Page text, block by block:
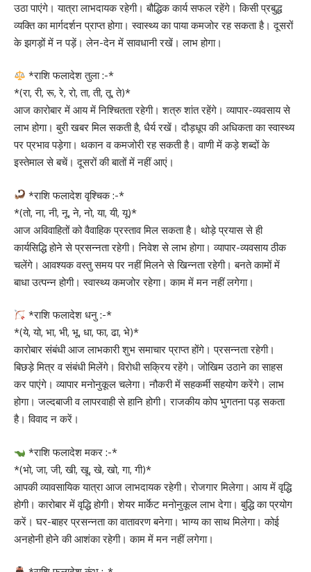
उठा पाएंगे। यात्रा लाभदायक रहेगी। बौद्धिक कार्य सफल रहेंगे। किसी प्रबुद्ध
व्यक्ति का मार्गदर्शन प्राप्त होगा। स्वास्थ्य का पाया कमजोर रह सकता है। दूसरों
के झगड़ों में न पड़ें। लेन-देन में सावधानी रखें। लाभ होगा।
*राशि फलादेश तुला :-*
*(रा, री, रू, रे, रो, ता, ती, तू, ते)*
आज कारोबार में आय में निश्चितता रहेगी। शत्रु शांत रहेंगे। व्यापार-व्यवसाय से
लाभ होगा। बुरी खबर मिल सकती है, धैर्य रखें। दौड़धूप की अधिकता का स्वास्थ्य
पर प्रभाव पड़ेगा। थकान व कमजोरी रह सकती है। वाणी में कड़े शब्दों के
इस्तेमाल से बचें। दूसरों की बातों में नहीं आएं।
*राशि फलादेश वृश्चिक :-*
*(तो, ना, नी, नू, ने, नो, या, यी, यू)*
आज अविवाहितों को वैवाहिक प्रस्ताव मिल सकता है। थोड़े प्रयास से ही
कार्यसिद्धि होने से प्रसन्नता रहेगी। निवेश से लाभ होगा। व्यापार-व्यवसाय ठीक
चलेंगे। आवश्यक वस्तु समय पर नहीं मिलने से खिन्नता रहेगी। बनते कामों में
बाधा उत्पन्न होगी। स्वास्थ्य कमजोर रहेगा। काम में मन नहीं लगेगा।
*राशि फलादेश धनु :-*
*(ये, यो, भा, भी, भू, धा, फा, ढा, भे)*
कारोबार संबंधी आज लाभकारी शुभ समाचार प्राप्त होंगे। प्रसन्नता रहेगी।
बिछड़े मित्र व संबंधी मिलेंगे। विरोधी सक्रिय रहेंगे। जोखिम उठाने का साहस
कर पाएंगे। व्यापार मनोनुकूल चलेगा। नौकरी में सहकर्मी सहयोग करेंगे। लाभ
होगा। जल्दबाजी व लापरवाही से हानि होगी। राजकीय कोप भुगतना पड़ सकता
है। विवाद न करें।
*राशि फलादेश मकर :-*
*(भो, जा, जी, खी, खू, खे, खो, गा, गी)*
आपकी व्यावसायिक यात्रा आज लाभदायक रहेगी। रोजगार मिलेगा। आय में वृद्धि
होगी। कारोबार में वृद्धि होगी। शेयर मार्केट मनोनुकूल लाभ देगा। बुद्धि का प्रयोग
करें। घर-बाहर प्रसन्नता का वातावरण बनेगा। भाग्य का साथ मिलेगा। कोई
अनहोनी होने की आशंका रहेगी। काम में मन नहीं लगेगा।